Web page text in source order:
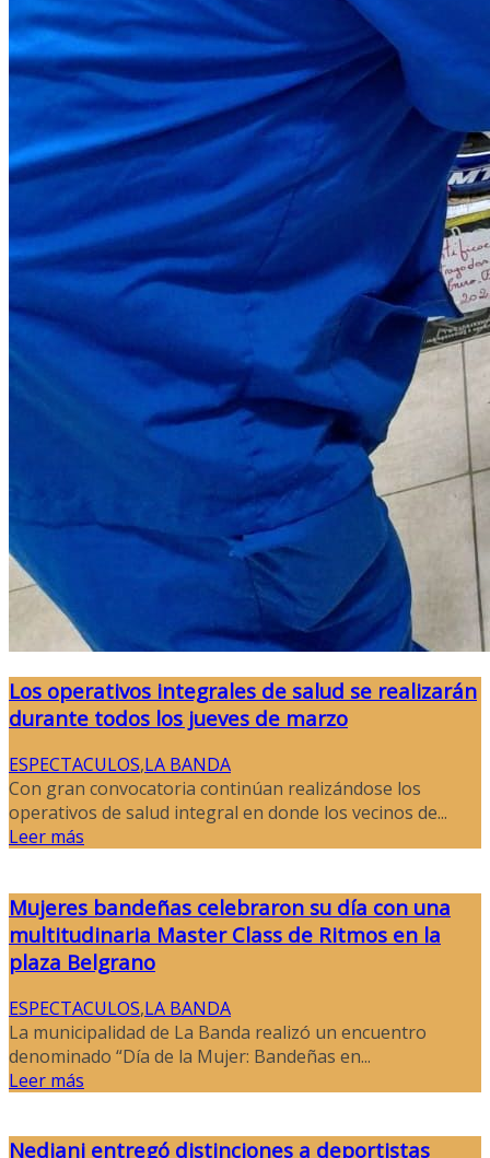
Los operativos integrales de salud se realizarán
durante todos los jueves de marzo
ESPECTACULOS,LA BANDA
Con gran convocatoria continúan realizándose los
operativos de salud integral en donde los vecinos de...
Leer más
Mujeres bandeñas celebraron su día con una
multitudinaria Master Class de Ritmos en la
plaza Belgrano
ESPECTACULOS,LA BANDA
La municipalidad de La Banda realizó un encuentro
denominado “Día de la Mujer: Bandeñas en...
Leer más
Nediani entregó distinciones a deportistas